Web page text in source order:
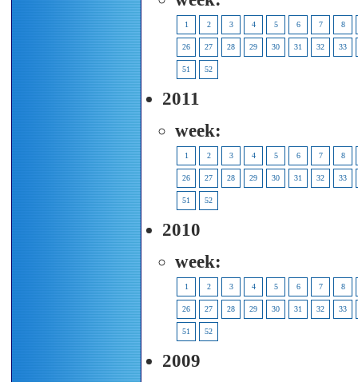
1 2 3 4 5 6 7 8
26 27 28 29 30 31 32 33
51 52
2011
week:
1 2 3 4 5 6 7 8
26 27 28 29 30 31 32 33
51 52
2010
week:
1 2 3 4 5 6 7 8
26 27 28 29 30 31 32 33
51 52
2009